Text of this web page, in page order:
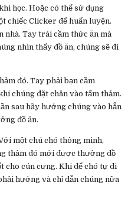
học. Hoặc có thể sử dụng
chiếc Clicker để huấn luyện.
nhà. Tay trái cầm thức ăn mà
nhìn thấy đồ ăn, chúng sẽ đi
đó. Tay phải bạn cầm
chúng đặt chân vào tấm thảm.
sau hãy hướng chúng vào hẳn
đồ ăn.
một chú chó thông minh,
thảm đó mới được thưởng đồ
cho cún cưng. Khi để chó tự đi
hướng và chỉ dẫn chúng nữa